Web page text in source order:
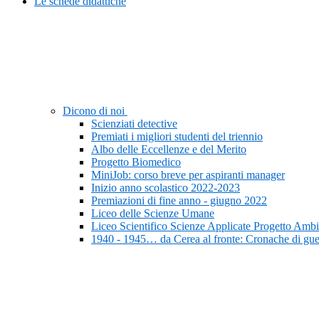
Dicono di noi
Scienziati detective
Premiati i migliori studenti del triennio
Albo delle Eccellenze e del Merito
Progetto Biomedico
MiniJob: corso breve per aspiranti manager
Inizio anno scolastico 2022-2023
Premiazioni di fine anno - giugno 2022
Liceo delle Scienze Umane
Liceo Scientifico Scienze Applicate Progetto
1940 - 1945… da Cerea al fronte: Cronache di